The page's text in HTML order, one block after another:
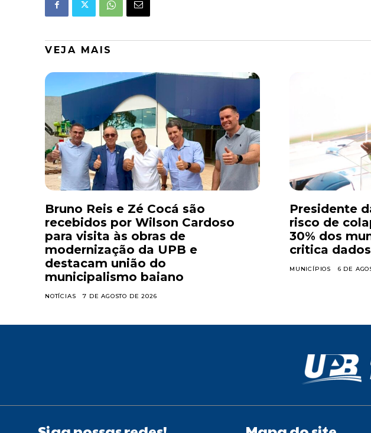
VEJA MAIS
Bruno Reis e Zé Cocá são
recebidos por Wilson Cardoso
para visita às obras de
modernização da UPB e
destacam união do
municipalismo baiano
NOTÍCIAS 7 DE AGOSTO DE 2026
Presidente
risco de
30% dos
critica
MUNICÍPIOS 6 DE